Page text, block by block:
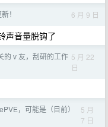
！ 6 月 9 日
声音量脱钩了
的 v 友，刮研的工作 5 月 22
日
，可能是（目前）
5 月
7 日